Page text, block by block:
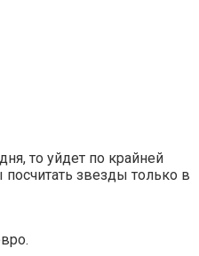
то уйдет по крайней
звезды только в